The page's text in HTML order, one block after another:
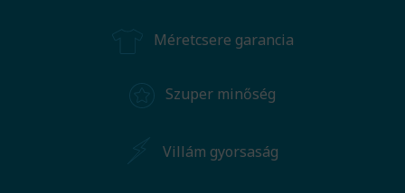
Méretcsere garancia
Szuper minőség
Villám gyorsaság